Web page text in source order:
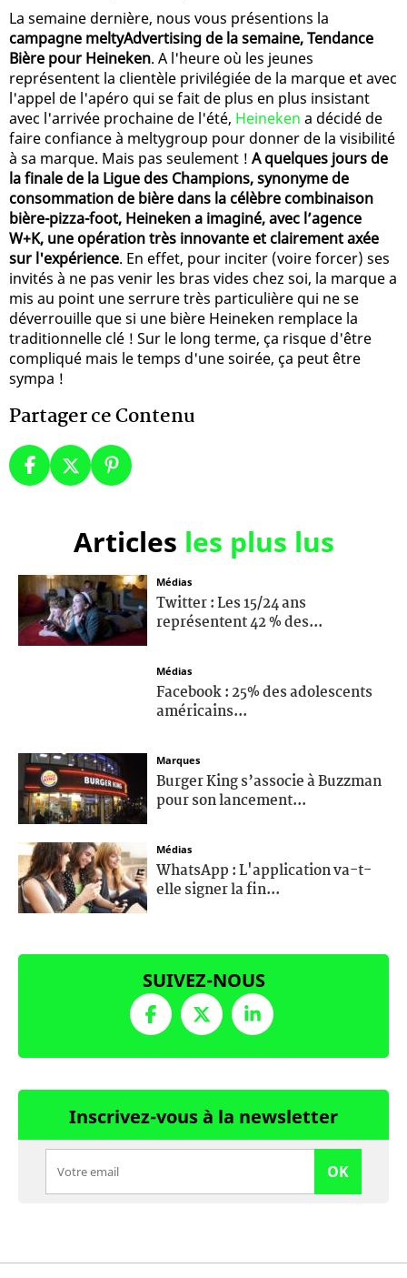
La semaine dernière, nous vous présentions la
campagne meltyAdvertising de la semaine, Tendance
Bière pour Heineken. A l'heure où les jeunes
représentent la clientèle privilégiée de la marque et avec
l'appel de l'apéro qui se fait de plus en plus insistant
avec l'arrivée prochaine de l'été, Heineken a décidé de
faire confiance à meltygroup pour donner de la visibilité
à sa marque. Mais pas seulement ! A quelques jours de
la finale de la Ligue des Champions, synonyme de
consommation de bière dans la célèbre combinaison
bière-pizza-foot, Heineken a imaginé, avec l’agence
W+K, une opération très innovante et clairement axée
sur l'expérience. En effet, pour inciter (voire forcer) ses
invités à ne pas venir les bras vides chez soi, la marque a
mis au point une serrure très particulière qui ne se
déverrouille que si une bière Heineken remplace la
traditionnelle clé ! Sur le long terme, ça risque d'être
compliqué mais le temps d'une soirée, ça peut être
sympa !
Partager ce Contenu
Articles les plus lus
Médias
Twitter : Les 15/24 ans
représentent 42 % des...
Médias
Facebook : 25% des adolescents
américains...
Marques
Burger King s’associe à Buzzman
pour son lancement...
Médias
WhatsApp : L'application va-t-
elle signer la fin...
SUIVEZ-NOUS
Inscrivez-vous à la newsletter
OK